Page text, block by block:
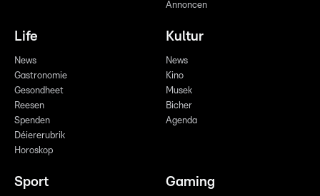
Annoncen
Life
News
Gastronomie
Gesondheet
Reesen
Spenden
Déiererubrik
Horoskop
Kultur
News
Kino
Musek
Bicher
Agenda
Sport Gaming